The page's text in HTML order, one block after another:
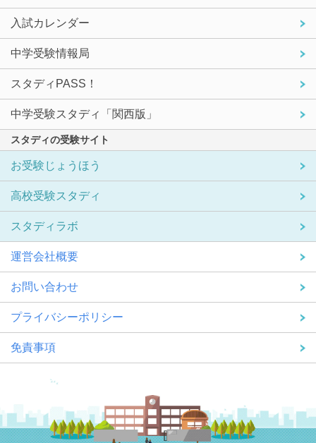
入試カレンダー
中学受験情報局
スタディPASS！
中学受験スタディ「関西版」
スタディの受験サイト
お受験じょうほう
高校受験スタディ
スタディラボ
運営会社概要
お問い合わせ
プライバシーポリシー
免責事項